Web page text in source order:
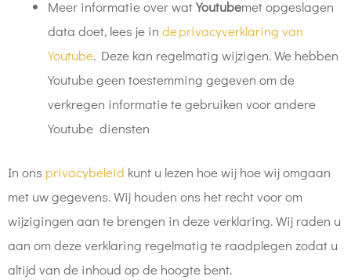
Meer informatie over watYoutubemet opgeslagen
data doet, lees je in de privacyverklaring van
Youtube. Deze kan regelmatig wijzigen. We hebben
Youtube geen toestemming gegeven om de
verkregen informatie te gebruiken voor andere
Youtube diensten
In ons privacybeleid kunt u lezen hoe wij hoe wij omgaan
met uw gegevens. Wij houden ons het recht voor om
wijzigingen aan te brengen in deze verklaring. Wij raden u
aan om deze verklaring regelmatig te raadplegen zodat u
altijd van de inhoud op de hoogte bent.